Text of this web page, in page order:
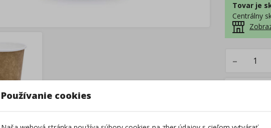
Tovar je
Centrálny
–
Používanie cookies